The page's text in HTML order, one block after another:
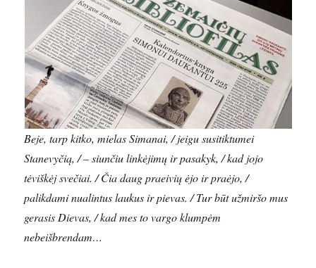
Beje, tarp kitko, mielas Simanai, / jeigu susitiktumei
Stanevyčią, / – siunčiu linkėjimų ir pasakyk, / kad jojo
tėviškėj svečiai. / Čia daug praeivių ėjo ir praėjo, /
palikdami nualintus laukus ir pievas. / Tur būt užmiršo mus
gerasis Dievas, / kad mes to vargo klumpėm
nebeišbrendam…